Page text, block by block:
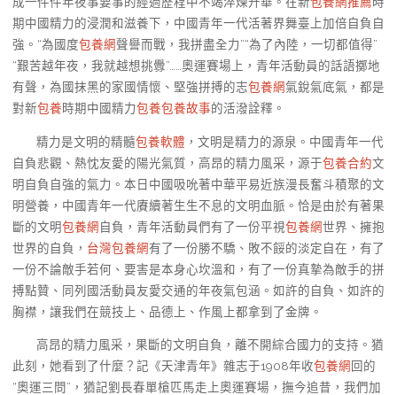
期中國精力的浸潤和滋養下，中國青年一代活著界舞臺上加倍自負自
強。“為國度包養網聲譽而戰，我拼盡全力”“為了內陸，一切都值得”
“艱苦越年夜，我就越想挑釁”……奧運賽場上，青年活動員的話語擲地
有聲，為國抹黑的家國情懷、堅強拼搏的志包養網氣銳氣底氣，都是
對新包養時期中國精力包養包養故事的活潑詮釋。
精力是文明的精髓包養軟體 ，文明是精力的源泉。中國青年一代
自負悲觀、熱忱友愛的陽光氣質，高昂的精力風采，源于包養合約文
明自負自強的氣力。本日中國吸吮著中華平易近族漫長奮斗積聚的文
明營養，中國青年一代賡續著生生不息的文明血脈。恰是由於有著果
斷的文明包養網自負，青年活動員們有了一份平視包養網世界、擁抱
世界的自負， 台灣包養網有了一份勝不驕、敗不餒的淡定自在，有了
一份不論敵手若何、要害是本身心坎溫和，有了一份真摯為敵手的拼
搏點贊、同列國活動員友愛交通的年夜氣包涵。如許的自負、如許的
胸襟，讓我們在競技上、品德上、作風上都拿到了金牌。
高昂的精力風采，果斷的文明自負，離不開綜合國力的支持。猶
此刻，她看到了什麼？記《天津青年》雜志于1908年收包養網 回的
“奧運三問”，猶記劉長春單槍匹馬走上奧運賽場，撫今追昔，我們加